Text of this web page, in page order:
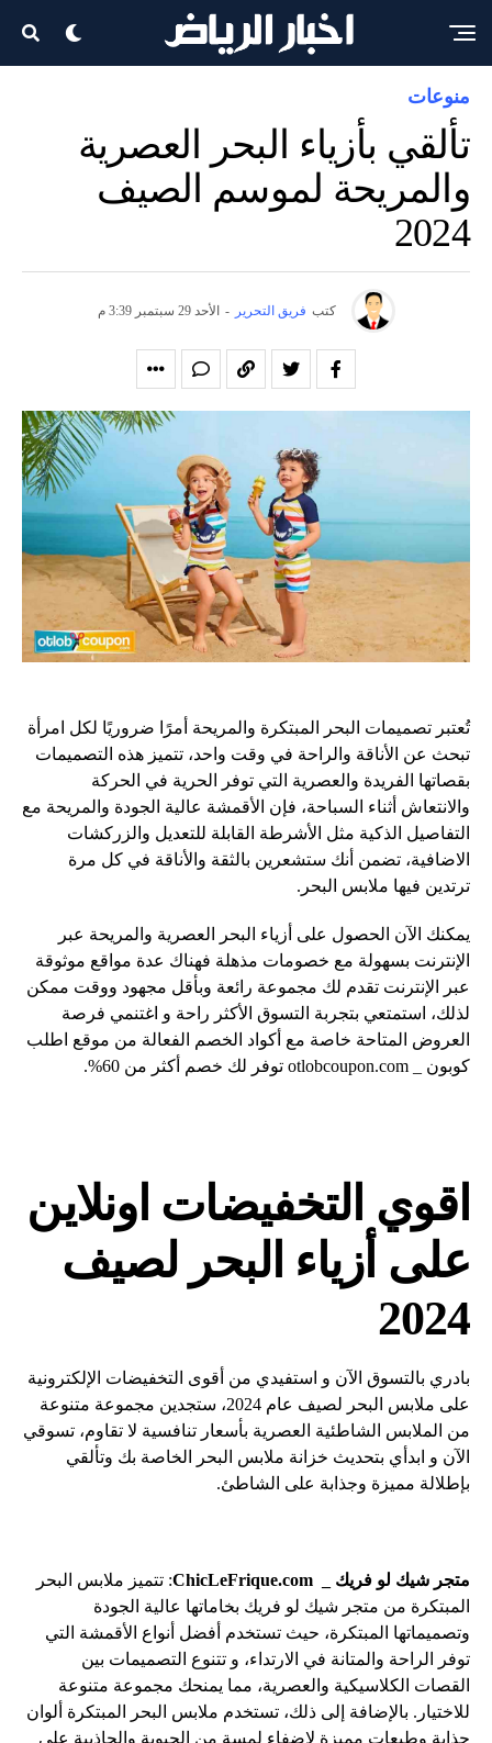
منوعات
تألقي بأزياء البحر العصرية
والمريحة لموسم الصيف
2024
كتب فريق التحرير - الأحد 29 سبتمبر 3:39 م
تُعتبر تصميمات البحر المبتكرة والمريحة أمرًا ضروريًا لكل امرأة
تبحث عن الأناقة والراحة في وقت واحد، تتميز هذه التصميمات
بقصاتها الفريدة والعصرية التي توفر الحرية في الحركة
والانتعاش أثناء السباحة، فإن الأقمشة عالية الجودة والمريحة مع
التفاصيل الذكية مثل الأشرطة القابلة للتعديل والزركشات
الاضافية، تضمن أنك ستشعرين بالثقة والأناقة في كل مرة
ترتدين فيها ملابس البحر.
يمكنك الآن الحصول على أزياء البحر العصرية والمريحة عبر
الإنترنت بسهولة مع خصومات مذهلة فهناك عدة مواقع موثوقة
عبر الإنترنت تقدم لك مجموعة رائعة وبأقل مجهود ووقت ممكن
لذلك، استمتعي بتجربة التسوق الأكثر راحة و اغتنمي فرصة
العروض المتاحة خاصة مع أكواد الخصم الفعالة من موقع اطلب
كوبون _ otlobcoupon.com توفر لك خصم أكثر من 60%.
اقوي التخفيضات اونلاين
على أزياء البحر لصيف
2024
بادري بالتسوق الآن و استفيدي من أقوى التخفيضات الإلكترونية
على ملابس البحر لصيف عام 2024، ستجدين مجموعة متنوعة
من الملابس الشاطئية العصرية بأسعار تنافسية لا تقاوم، تسوقي
الآن و ابدأي بتحديث خزانة ملابس البحر الخاصة بك وتألقي
بإطلالة مميزة وجذابة على الشاطئ.
متجر شيك لو فريك _ ChicLeFrique.com
: تتميز ملابس البحر
المبتكرة من متجر شيك لو فريك بخاماتها عالية الجودة
وتصميماتها المبتكرة، حيث تستخدم أفضل أنواع الأقمشة التي
توفر الراحة والمتانة في الارتداء، و تتنوع التصميمات بين
القصات الكلاسيكية والعصرية، مما يمنحك مجموعة متنوعة
للاختيار. بالإضافة إلى ذلك، تستخدم ملابس البحر المبتكرة ألوان
جذابة وطبعات مميزة لإضفاء لمسة من الحيوية والجاذبية على